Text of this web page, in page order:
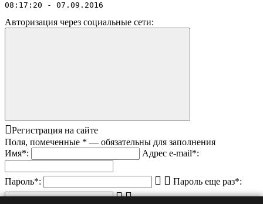
08:17:20 - 07.09.2016
Авторизация через социальные сети:
Регистрация на сайте
Поля, помеченные * — обязательны для заполнения
Имя*: Адрес e-mail*:
Пароль*: Пароль еще раз*: